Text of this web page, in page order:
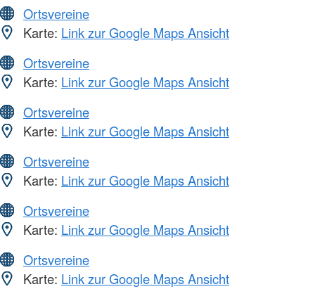
Ortsvereine
Karte: Link zur Google Maps Ansicht
Ortsvereine
Karte: Link zur Google Maps Ansicht
Ortsvereine
Karte: Link zur Google Maps Ansicht
Ortsvereine
Karte: Link zur Google Maps Ansicht
Ortsvereine
Karte: Link zur Google Maps Ansicht
Ortsvereine
Karte: Link zur Google Maps Ansicht